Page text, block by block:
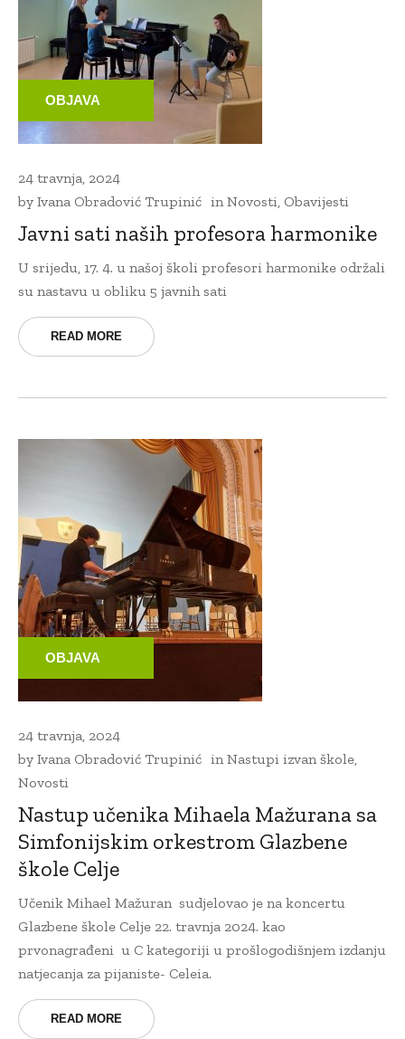
OBJAVA
24 travnja, 2024
by Ivana Obradović Trupinić in Novosti Obavijesti
Javni sati naših profesora harmonike
U srijedu, 17. 4. u našoj školi profesori harmonike održali
su nastavu u obliku 5 javnih sati
READ MORE
OBJAVA
24 travnja, 2024
by Ivana Obradović Trupinić in Nastupi izvan škole
Novosti
Nastup učenika Mihaela Mažurana sa
Simfonijskim orkestrom Glazbene
škole Celje
Učenik Mihael Mažuran sudjelovao je na koncertu
Glazbene škole Celje 22. travnja 2024. kao
prvonagrađeni u C kategoriji u prošlogodišnjem izdanju
natjecanja za pijaniste- Celeia.
READ MORE